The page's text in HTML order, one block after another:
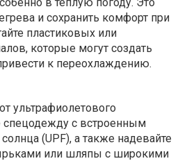
и сохранить комфорт при
пластиковых или
которые могут создать
к переохлаждению.
ультрафиолетового
спецодежду с встроенным
(UPF), а также надевайте
или шляпы с широкими